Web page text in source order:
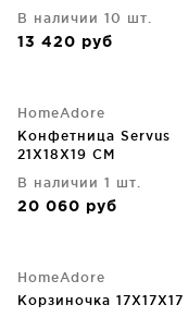
В наличии 10 шт.
13 420 руб
HomeAdore
Конфетница Servus
21X18X19 CM
В наличии 1 шт.
20 060 руб
HomeAdore
Корзиночка 17X17X17